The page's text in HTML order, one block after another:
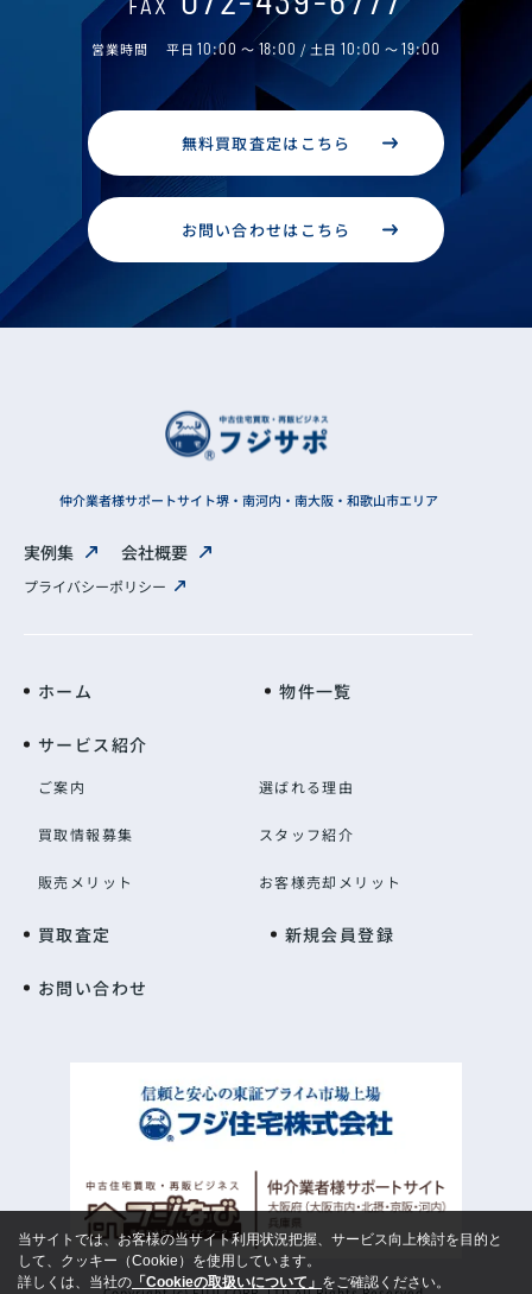
営業時間 平日10:00 ～ 18:00 / 土日10:00 ～19:00
無料買取査定はこちら
お問い合わせはこちら
仲介業者様サポートサイト堺・南河内・南大阪・和歌山市エリア
実例集 会社概要
プライバシーポリシー
ホーム 物件一覧
サービス紹介
ご案内 選ばれる理由
買取情報募集 スタッフ紹介
販売メリット お客様売却メリット
買取査定 新規会員登録
お問い合わせ
当サイトでは、お客様の当サイト利用状況把握、サービス向上検討を目的と
して、クッキー（Cookie）を使用しています。
詳しくは、当社の 「Cookieの取扱いについて」 をご確認ください。